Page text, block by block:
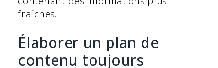
fraîches.
Élaborer un plan de
contenu toujours